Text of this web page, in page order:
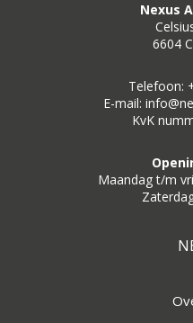
Nexus
6604
Telefoon:
E-mail:
KvK
Maandag t/m